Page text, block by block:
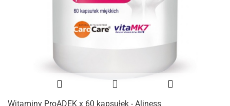
Witaminy ProADEK x 60 kapsułek - Aliness